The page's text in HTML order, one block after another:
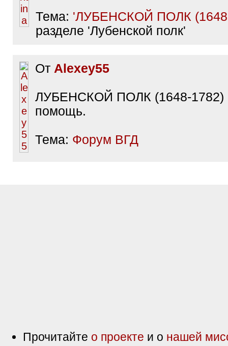
Тема: 'ЛУБЕНСКОЙ ПОЛК
разделе 'Лубенской полк'
От Alexey55
ЛУБЕНСКОЙ ПОЛК (1648-1782)
помощь.
Тема: Форум ВГД
Прочитайте о проекте и о нашей